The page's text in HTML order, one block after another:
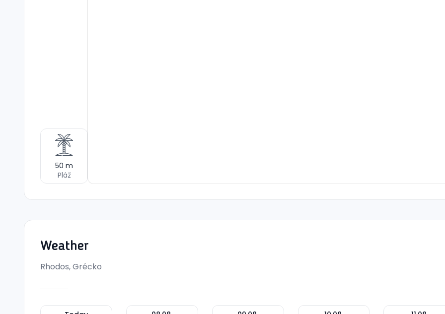
50 m
Pláž
Weather
Rhodos, Grécko